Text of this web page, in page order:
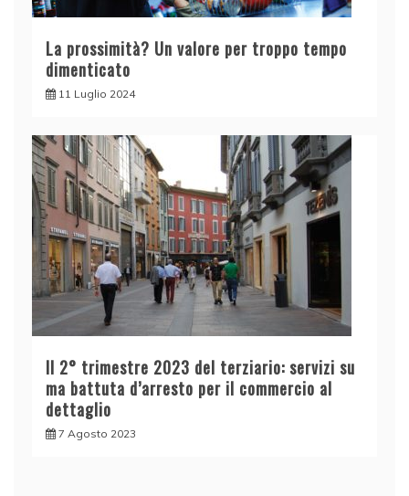
La prossimità? Un valore per troppo tempo
dimenticato
11 Luglio 2024
Il 2° trimestre 2023 del terziario: servizi su
ma battuta d’arresto per il commercio al
dettaglio
7 Agosto 2023